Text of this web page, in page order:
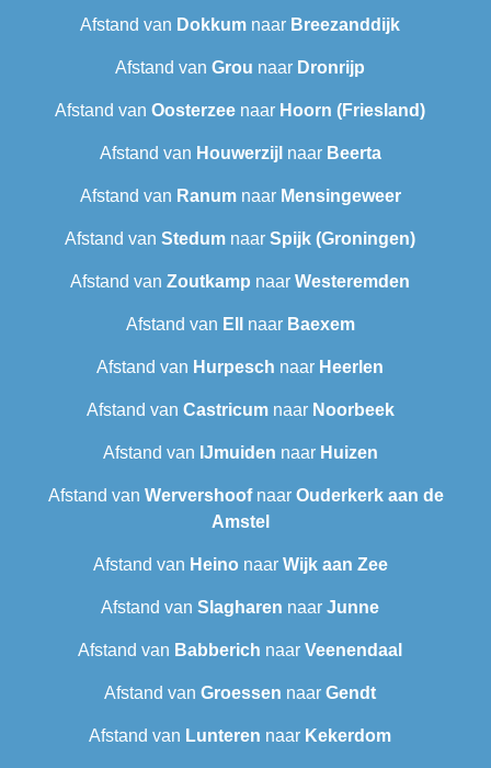
Afstand van Dokkum naar Breezanddijk
Afstand van Grou naar Dronrijp
Afstand van Oosterzee naar Hoorn (Friesland)
Afstand van Houwerzijl naar Beerta
Afstand van Ranumnaar Mensingeweer
Afstand van Stedum naar Spijk (Groningen)
Afstand van Zoutkamp naar Westeremden
Afstand van Ell naar Baexem
Afstand van Hurpesch naar Heerlen
Afstand van Castricumnaar Noorbeek
Afstand van IJmuiden naar Huizen
Afstand van Wervershoofnaar Ouderkerk aan de
Amstel
Afstand van Heino naar Wijk aan Zee
Afstand van Slagharen naar Junne
Afstand van Babberich naar Veenendaal
Afstand van Groessen naar Gendt
Afstand van Lunteren naar Kekerdom